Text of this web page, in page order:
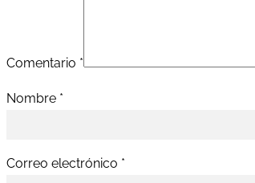
Comentario *
Nombre *
Correo electrónico *